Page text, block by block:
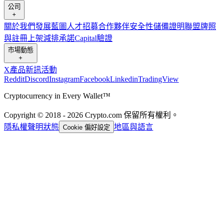
公司
+
關於我們發展藍圖 人才招募合作夥伴安全性儲備證明聯盟牌照
與註冊上架減排承諾Capital驗證
市場動態
+
X產品新訊活動
RedditDiscordInstagramFacebookLinkedinTradingView
Cryptocurrency in Every Wallet™
Copyright © 2018 - 2026 Crypto.com 保留所有權利。
隱私權聲明狀態 Cookie 偏好設定 地區與語言